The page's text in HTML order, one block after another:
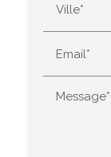
Ville*
Email*
Message*